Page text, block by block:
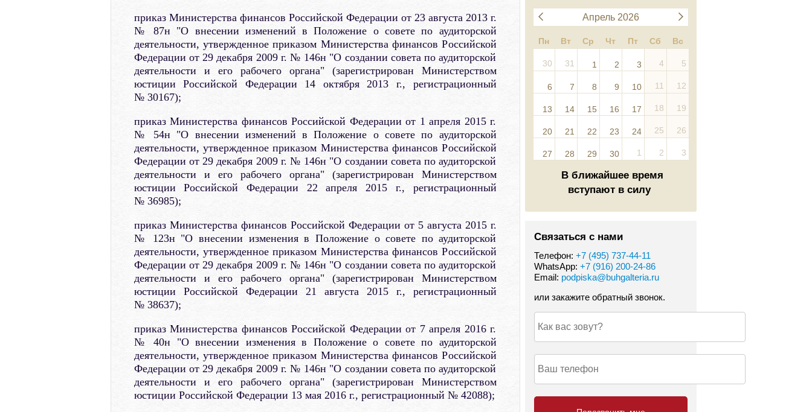
приказ Министерства финансов Российской Федерации от 23 августа 2013 г.
№ 87н "О внесении изменений в Положение о совете по аудиторской
деятельности, утвержденное приказом Министерства финансов Российской
Федерации от 29 декабря 2009 г. № 146н "О создании совета по аудиторской
деятельности и его рабочего органа" (зарегистрирован Министерством
юстиции Российской Федерации 14 октября 2013 г., регистрационный
№ 30167);
приказ Министерства финансов Российской Федерации от 1 апреля 2015 г.
№ 54н "О внесении изменений в Положение о совете по аудиторской
деятельности, утвержденное приказом Министерства финансов Российской
Федерации от 29 декабря 2009 г. № 146н "О создании совета по аудиторской
деятельности и его рабочего органа" (зарегистрирован Министерством
юстиции Российской Федерации 22 апреля 2015 г., регистрационный
№ 36985);
приказ Министерства финансов Российской Федерации от 5 августа 2015 г.
№ 123н "О внесении изменения в Положение о совете по аудиторской
деятельности, утвержденное приказом Министерства финансов Российской
Федерации от 29 декабря 2009 г. № 146н "О создании совета по аудиторской
деятельности и его рабочего органа" (зарегистрирован Министерством
юстиции Российской Федерации 21 августа 2015 г., регистрационный
№ 38637);
приказ Министерства финансов Российской Федерации от 7 апреля 2016 г.
№ 40н "О внесении изменения в Положение о совете по аудиторской
деятельности, утвержденное приказом Министерства финансов Российской
Федерации от 29 декабря 2009 г. № 146н "О создании совета по аудиторской
деятельности и его рабочего органа" (зарегистрирован Министерством
юстиции Российской Федерации 13 мая 2016 г., регистрационный № 42088);
Апрель 2026
Пн Вт Ср Чт Пт Сб Вс
30 31 1 2 3 4 5
6 7 8 9 10 11 12
13 14 15 16 17 18 19
20 21 22 23 24 25 26
27 28 29 30 1 2 3
В ближайшее время
вступают в силу
Связаться с нами
Телефон: +7 (495) 737-44-11
WhatsApp: +7 (916) 200-24-86
Email: podpiska@buhgalteria.ru
или закажите обратный звонок.